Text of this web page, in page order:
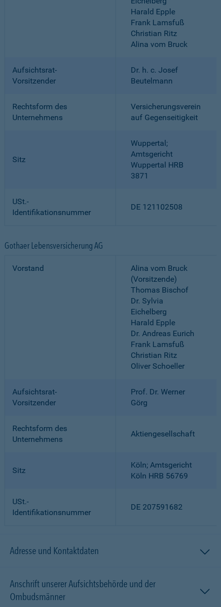
Harald Epple
Frank Lamsfuß
Christian Ritz
Alina vom Bruck
Aufsichtsrat-
Vorsitzender
Dr. h. c. Josef
Beutelmann
Rechtsform des
Unternehmens
Versicherungsverein
auf Gegenseitigkeit
Sitz
Wuppertal;
Amtsgericht
Wuppertal HRB
3871
USt.-
Identifikationsnummer
DE 121102508
Gothaer Lebensversicherung AG
Vorstand
Alina vom Bruck
(Vorsitzende)
Thomas Bischof
Dr. Sylvia
Eichelberg
Harald Epple
Dr. Andreas Eurich
Frank Lamsfuß
Christian Ritz
Oliver Schoeller
Aufsichtsrat-
Vorsitzender
Prof. Dr. Werner
Görg
Rechtsform des
Unternehmens
Aktiengesellschaft
Sitz
Köln; Amtsgericht
Köln HRB 56769
USt.-
Identifikationsnummer
DE 207591682
Adresse und Kontaktdaten
Anschrift unserer Aufsichtsbehörde und der
Ombudsmänner